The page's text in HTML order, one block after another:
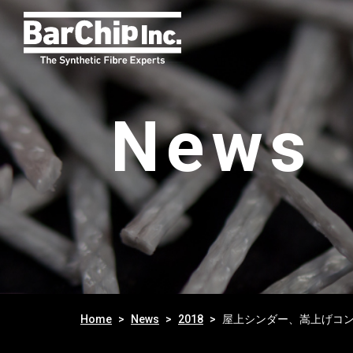
News
Home News 2018 屋上シンダー、嵩上げコ